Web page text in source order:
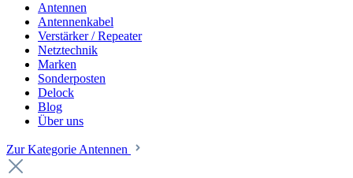
Antennen
Antennenkabel
Verstärker / Repeater
Netztechnik
Marken
Sonderposten
Delock
Blog
Über uns
Zur Kategorie Antennen